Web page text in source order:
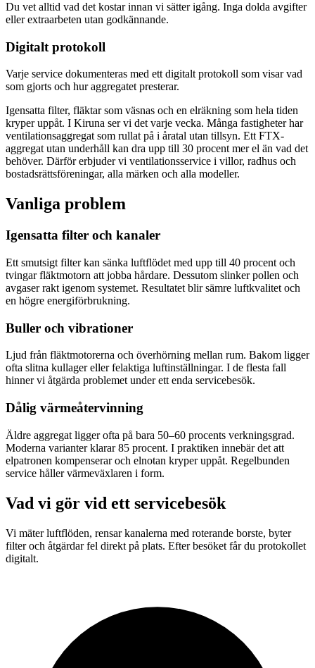
Du vet alltid vad det kostar innan vi sätter igång. Inga dolda avgifter
eller extraarbeten utan godkännande.
Digitalt protokoll
Varje service dokumenteras med ett digitalt protokoll som visar vad
som gjorts och hur aggregatet presterar.
Igensatta filter, fläktar som väsnas och en elräkning som hela tiden
kryper uppåt. I Kiruna ser vi det varje vecka. Många fastigheter har
ventilationsaggregat som rullat på i åratal utan tillsyn. Ett FTX-
aggregat utan underhåll kan dra upp till 30 procent mer el än vad det
behöver. Därför erbjuder vi ventilationsservice i villor, radhus och
bostadsrättsföreningar, alla märken och alla modeller.
Vanliga problem
Igensatta filter och kanaler
Ett smutsigt filter kan sänka luftflödet med upp till 40 procent och
tvingar fläktmotorn att jobba hårdare. Dessutom slinker pollen och
avgaser rakt igenom systemet. Resultatet blir sämre luftkvalitet och
en högre energiförbrukning.
Buller och vibrationer
Ljud från fläktmotorerna och överhörning mellan rum. Bakom ligger
ofta slitna kullager eller felaktiga luftinställningar. I de flesta fall
hinner vi åtgärda problemet under ett enda servicebesök.
Dålig värmeåtervinning
Äldre aggregat ligger ofta på bara 50–60 procents verkningsgrad.
Moderna varianter klarar 85 procent. I praktiken innebär det att
elpatronen kompenserar och elnotan kryper uppåt. Regelbunden
service håller värmeväxlaren i form.
Vad vi gör vid ett servicebesök
Vi mäter luftflöden, rensar kanalerna med roterande borste, byter
filter och åtgärdar fel direkt på plats. Efter besöket får du protokollet
digitalt.